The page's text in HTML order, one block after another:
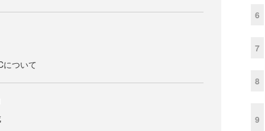
について
6
7
8
9